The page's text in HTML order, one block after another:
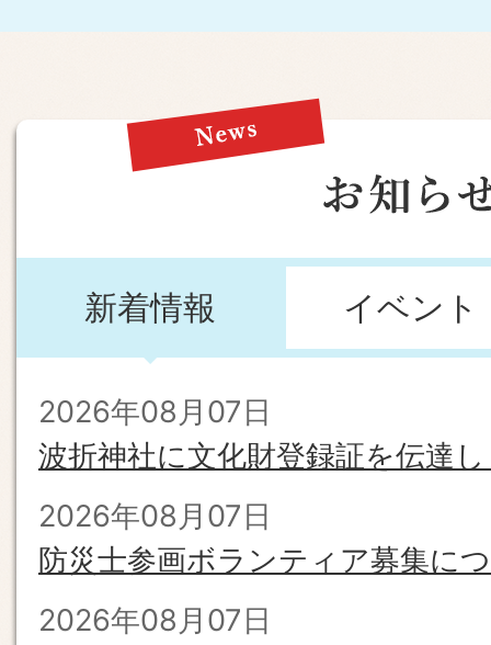
お
ら
せ
News
新着情報 イベント
2026年08月07日
波折神社に文化財登録証を伝達
2026年08月07日
防災士参画ボランティア募集に
2026年08月07日